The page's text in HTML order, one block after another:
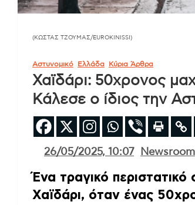
(ΚΩΣΤΑΣ ΤΖΟΥΜΑΣ/EUROKINISSI)
Αστυνομικό Ελλάδα Κύρια Άρθρα
Χαϊδάρι: 50χρονος
Κάλεσε ο ίδιος την
26/05/2025, 10:07 Newsroom
Ένα τραγικό
Χαϊδάρι, όταν ένας